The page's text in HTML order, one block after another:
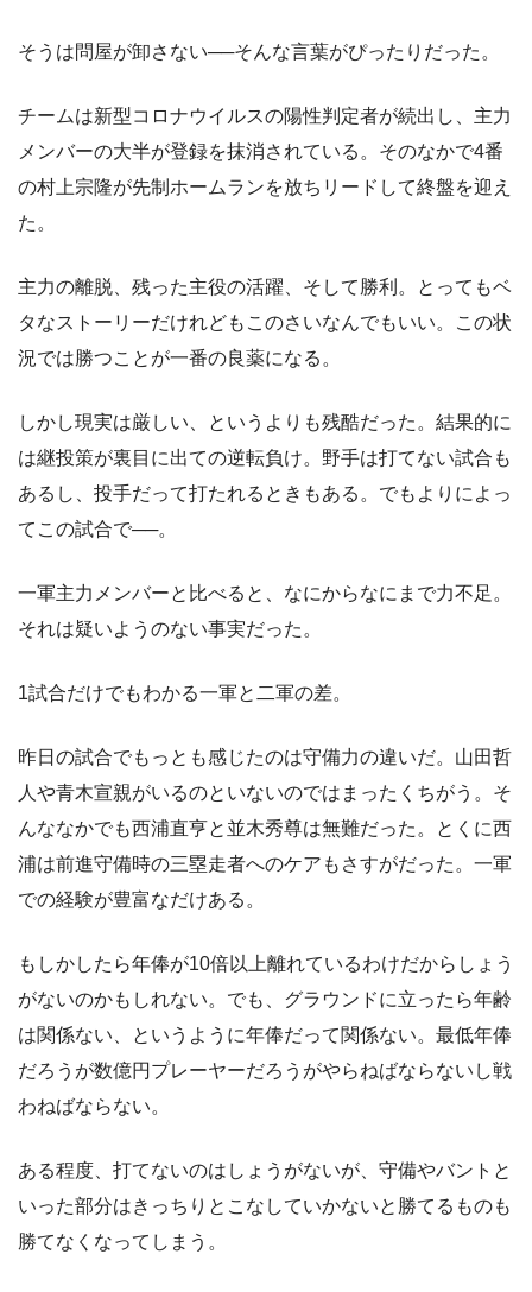
そうは問屋が卸さない──そんな言葉がぴったりだった。
チームは新型コロナウイルスの陽性判定者が続出し、主力
メンバーの大半が登録を抹消されている。そのなかで4番
の村上宗隆が先制ホームランを放ちリードして終盤を迎え
た。
主力の離脱、残った主役の活躍、そして勝利。とってもベ
タなストーリーだけれどもこのさいなんでもいい。この状
況では勝つことが一番の良薬になる。
しかし現実は厳しい、というよりも残酷だった。結果的に
は継投策が裏目に出ての逆転負け。野手は打てない試合も
あるし、投手だって打たれるときもある。でもよりによっ
てこの試合で──。
一軍主力メンバーと比べると、なにからなにまで力不足。
それは疑いようのない事実だった。
1試合だけでもわかる一軍と二軍の差。
昨日の試合でもっとも感じたのは守備力の違いだ。山田哲
人や青木宣親がいるのといないのではまったくちがう。そ
んななかでも西浦直亨と並木秀尊は無難だった。とくに西
浦は前進守備時の三塁走者へのケアもさすがだった。一軍
での経験が豊富なだけある。
もしかしたら年俸が10倍以上離れているわけだからしょう
がないのかもしれない。でも、グラウンドに立ったら年齢
は関係ない、というように年俸だって関係ない。最低年俸
だろうが数億円プレーヤーだろうがやらねばならないし戦
わねばならない。
ある程度、打てないのはしょうがないが、守備やバントと
いった部分はきっちりとこなしていかないと勝てるものも
勝てなくなってしまう。